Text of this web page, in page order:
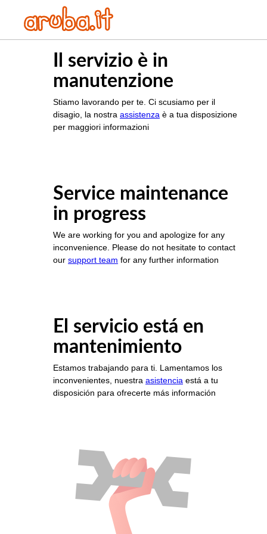
Il servizio è in
manutenzione
Stiamo lavorando per te. Ci scusiamo per il
disagio, la nostra assistenza è a tua disposizione
per maggiori informazioni
Service maintenance
in progress
We are working for you and apologize for any
inconvenience. Please do not hesitate to contact
our support team for any further information
El servicio está en
mantenimiento
Estamos trabajando para ti. Lamentamos los
inconvenientes, nuestra asistencia está a tu
disposición para ofrecerte más información